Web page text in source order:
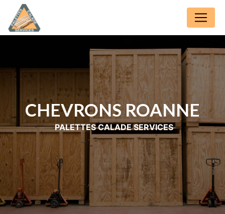
CHEVRONS ROANNE
PALETTES CALADE SERVICES
Panneau de gestion des cookies